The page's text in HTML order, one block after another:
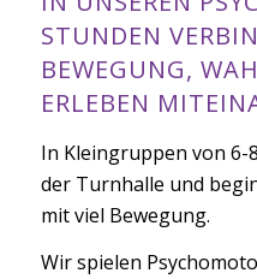
STUNDEN
BEWEGUNG,
ERLEBEN
In Kleingruppen von
der Turnhalle und
mit viel Bewegung.
Wir spielen